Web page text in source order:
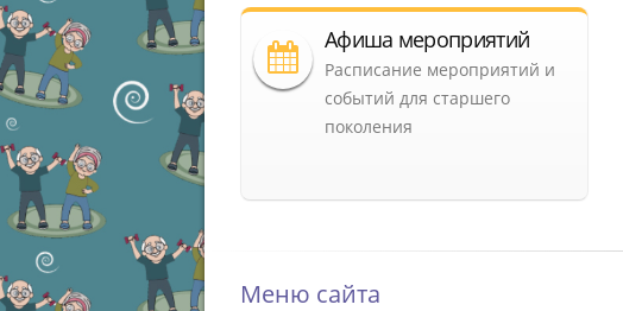
Афиша мероприятий
Расписание мероприятий и
событий для старшего
поколения
Меню сайта